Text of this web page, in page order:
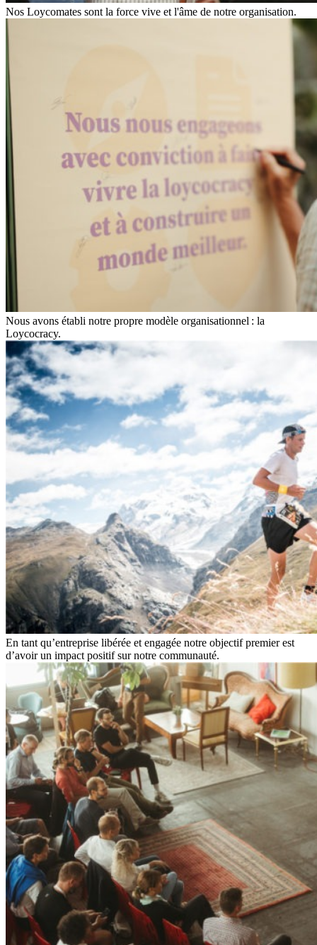
Nos Loycomates sont la force vive et l'âme de notre organisation.
Nous avons établi notre propre modèle organisationnel : la
Loycocracy.
En tant qu’entreprise libérée et engagée notre objectif premier est
d’avoir un impact positif sur notre communauté.